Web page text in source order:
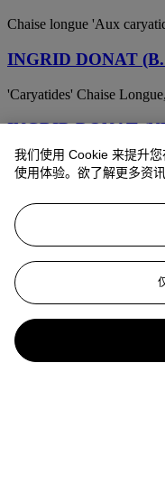
Chaise longue 'Aux
INGRID DONAT (B.
'Caryatides' Chaise
INGRID DONAT
‘Méridienne aux
1998, celle-ci réalisée en
INGRID DONAT (B.
'Caryatides' Chaise
INGRID DONAT
Tabouret de bar
INGRID DONAT
我们使用 Cookie 来提升
使用体验。欲了解更多资